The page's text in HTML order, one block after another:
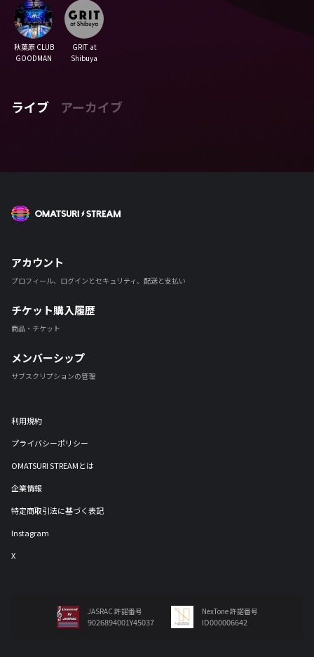
秋葉原 CLUB
GOODMAN
GRIT at
Shibuya
ライブ アーカイブ
アカウント
プロフィール、ログインとセキュリティ、配送と支払い
チケット購入履歴
商品・チケット
メンバーシップ
サブスクリプションの管理
利用規約
プライバシーポリシー
OMATSURI STREAMとは
企業情報
特定商取引法に基づく表記
Instagram
X
JASRAC 許諾番号
9026894001Y45037
NexTone 許諾番号
ID000006642